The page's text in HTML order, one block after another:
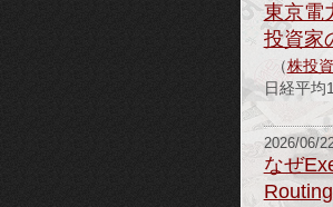
東京電
投資家
（株投
日経平
2026/06/
なぜ